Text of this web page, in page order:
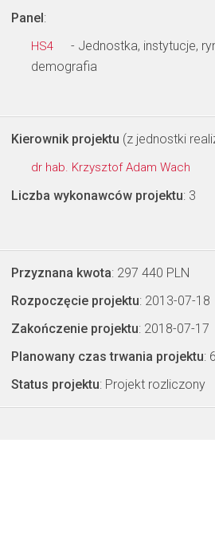
Panel:
HS4
- Jednostka, instytucje,
demografia
Kierownik projektu (z jednostki
dr hab. Krzysztof Adam Wach
Liczba wykonawców projektu: 3
Przyznana kwota: 297 440 PLN
Rozpoczęcie projektu: 2013-07-18
Zakończenie projektu: 2018-07-17
Planowany czas trwania projektu:
Status projektu: Projekt rozliczony